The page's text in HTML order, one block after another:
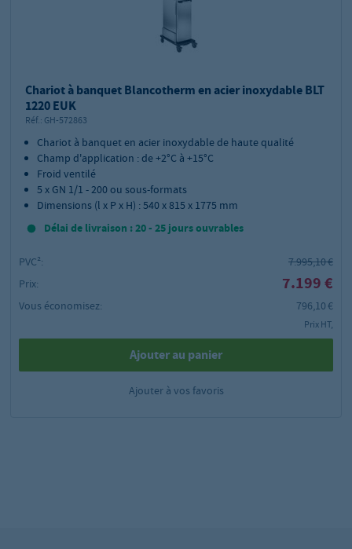
Chariot à banquet Blancotherm en acier inoxydable BLT
1220 EUK
Réf.: GH-572863
Chariot à banquet en acier inoxydable de haute qualité
Champ d'application : de +2°C à +15°C
Froid ventilé
5 x GN 1/1 - 200 ou sous-formats
Dimensions (l x P x H) : 540 x 815 x 1775 mm
Délai de livraison : 20 - 25 jours ouvrables
PVC²:
7.995,10 €
Prix:
7.199 €
Vous économisez: 796,10 €
Prix HT,
Ajouter au panier
Ajouter à vos favoris